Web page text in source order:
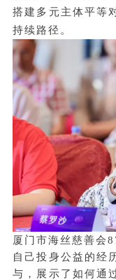
搭建多元主体平等
持续路径。
厦门市海丝慈善会
自己投身公益的经
与，展示了如何通